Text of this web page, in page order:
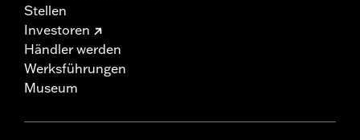
Stellen
Investoren
Händler werden
Werksführungen
Museum